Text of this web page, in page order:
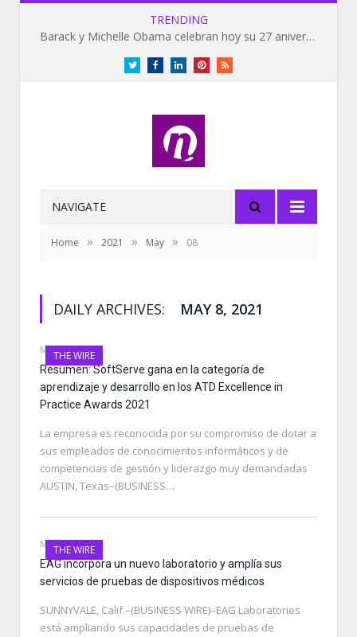
TRENDING
Barack y Michelle Obama celebran hoy su 27 aniversario de bodas
TwitterFacebookLinkedInPinterestRSS
NAVIGATE
Home » 2021 » May » 08
DAILY ARCHIVES: MAY 8, 2021
THE WIRE
MAY 8, 2021
Resumen: SoftServe gana en la categoría de
aprendizaje y desarrollo en los ATD Excellence in
Practice Awards 2021
La empresa es reconocida por su compromiso de dotar a
sus empleados de conocimientos informáticos y de
competencias de gestión y liderazgo muy demandadas
AUSTIN, Texas–(BUSINESS…
THE WIRE
MAY 8, 2021
EAG incorpora un nuevo laboratorio y amplía sus
servicios de pruebas de dispositivos médicos
SUNNYVALE, Calif.–(BUSINESS WIRE)–EAG Laboratories
está ampliando sus capacidades de pruebas de